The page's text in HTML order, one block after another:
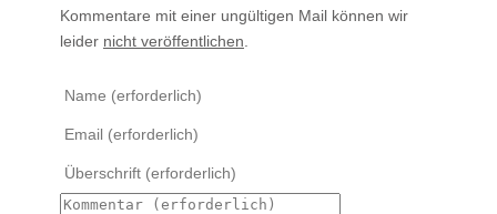
Kommentare mit einer ungültigen Mail können wir
leider nicht veröffentlichen